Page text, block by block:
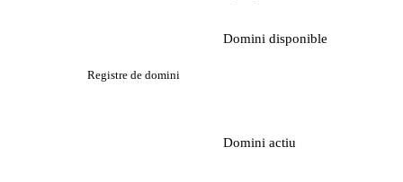
Domini disponible
Registre de domini
Domini actiu